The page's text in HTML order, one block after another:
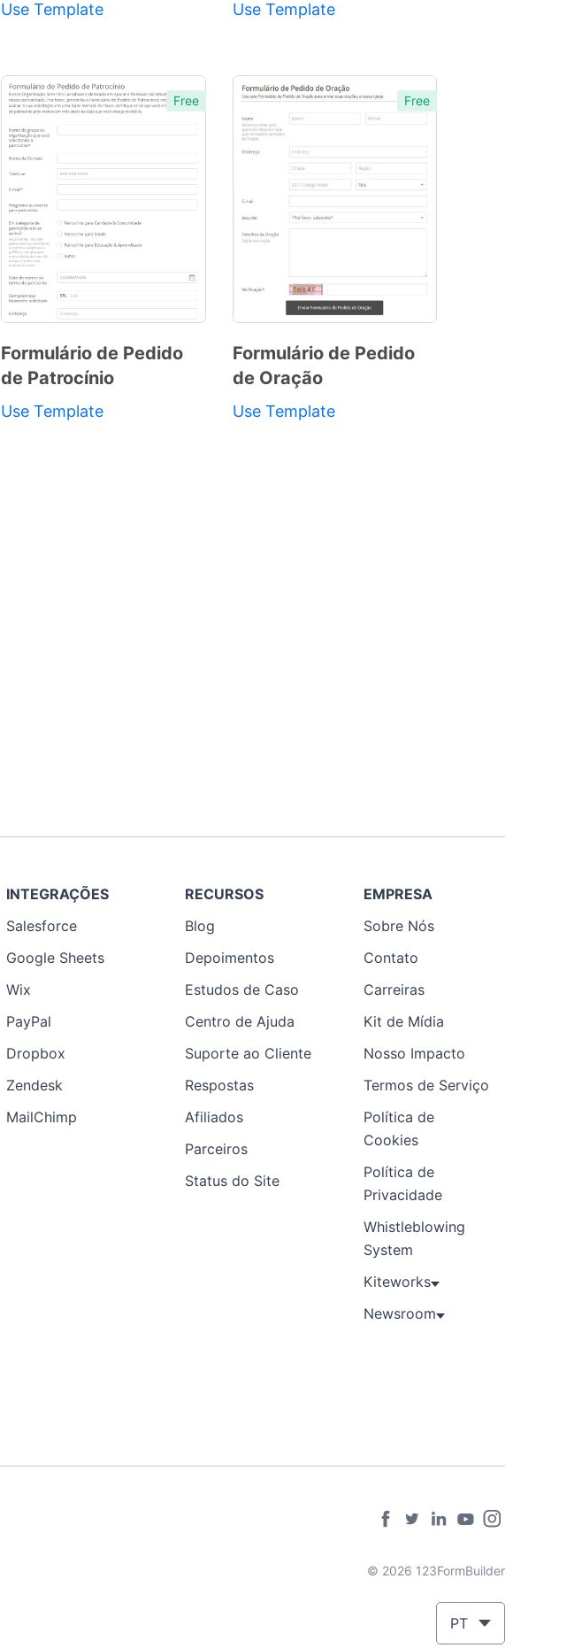
Use Template Use Template
Free
Preview
Formulário de Pedido
de Patrocínio
Use Template
Free
Preview
Formulário de Pedido
de Oração
Use Template
INTEGRAÇÕES
Salesforce
Google Sheets
Wix
PayPal
Dropbox
Zendesk
MailChimp
RECURSOS
Blog
Depoimentos
Estudos de Caso
Centro de Ajuda
Suporte ao Cliente
Respostas
Afiliados
Parceiros
Status do Site
EMPRESA
Sobre Nós
Contato
Carreiras
Kit de Mídia
Nosso Impacto
Termos de Serviço
Política de
Cookies
Política de
Privacidade
Whistleblowing
System
Kiteworks
Newsroom
© 2026 123FormBuilder
PT